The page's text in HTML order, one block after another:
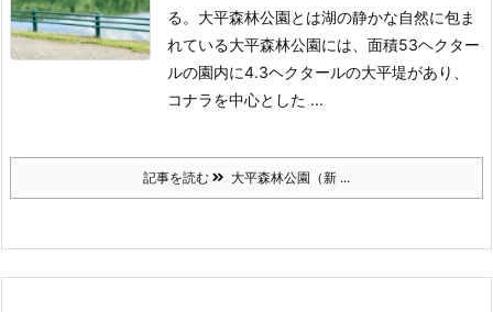
る。 大平森林公園とは湖の静かな自然に包ま
れている大平森林公園には、面積53ヘクター
ルの園内に4.3ヘクタールの大平堤があり、
コナラを中心とした ...
記事を読む 大平森林公園（新 ...